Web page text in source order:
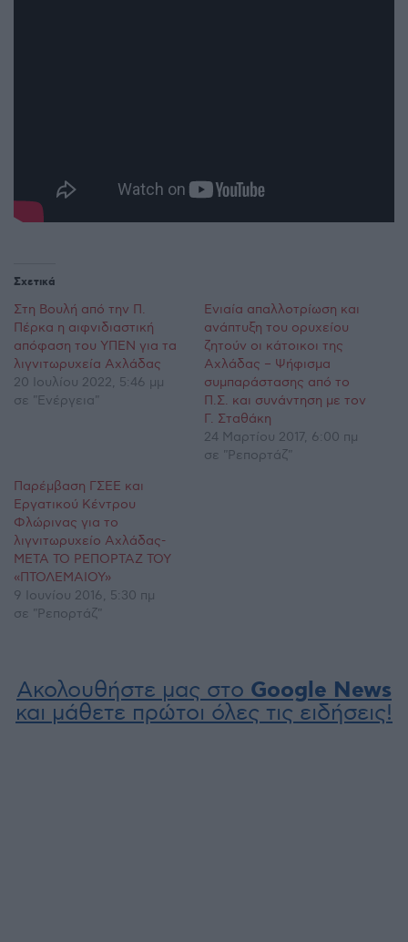
Σχετικά
Στη Βουλή από την Π.
Πέρκα η αιφνιδιαστική
απόφαση του ΥΠΕΝ για τα
λιγνιτωρυχεία Αχλάδας
20 Ιουλίου 2022, 5:46 μμ
σε "Ενέργεια"
Ενιαία απαλλοτρίωση και
ανάπτυξη του ορυχείου
ζητούν οι κάτοικοι της
Αχλάδας – Ψήφισμα
συμπαράστασης από το
Π.Σ. και συνάντηση με τον
Γ. Σταθάκη
24 Μαρτίου 2017, 6:00 πμ
σε "Ρεπορτάζ"
Παρέμβαση ΓΣΕΕ και
Εργατικού Κέντρου
Φλώρινας για το
λιγνιτωρυχείο Αχλάδας-
ΜΕΤΑ ΤΟ ΡΕΠΟΡΤΑΖ ΤΟΥ
«ΠΤΟΛΕΜΑΙΟΥ»
9 Ιουνίου 2016, 5:30 πμ
σε "Ρεπορτάζ"
Ακολουθήστε μας στο Google News
και μάθετε πρώτοι όλες τις ειδήσεις!